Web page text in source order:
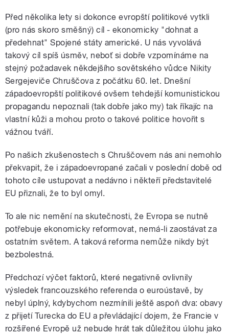
Před několika lety si dokonce evropští politikové vytkli
(pro nás skoro směšný) cíl - ekonomicky "dohnat a
předehnat" Spojené státy americké. U nás vyvolává
takový cíl spíš úsměv, neboť si dobře vzpomínáme na
stejný požadavek někdejšího sovětského vůdce Nikity
Sergejeviče Chruščova z počátku 60. let. Dnešní
západoevropští politikové ovšem tehdejší komunistickou
propagandu nepoznali (tak dobře jako my) tak říkajíc na
vlastní kůži a mohou proto o takové politice hovořit s
vážnou tváří.
Po našich zkušenostech s Chruščovem nás ani nemohlo
překvapit, že i západoevropané začali v poslední době od
tohoto cíle ustupovat a nedávno i někteří představitelé
EU přiznali, že to byl omyl.
To ale nic nemění na skutečnosti, že Evropa se nutně
potřebuje ekonomicky reformovat, nemá-li zaostávat za
ostatním světem. A taková reforma nemůže nikdy být
bezbolestná.
Předchozí výčet faktorů, které negativně ovlivnily
výsledek francouzského referenda o euroústavě, by
nebyl úplný, kdybychom nezmínili ještě aspoň dva: obavy
z přijetí Turecka do EU a převládající dojem, že Francie v
rozšířené Evropě už nebude hrát tak důležitou úlohu jako